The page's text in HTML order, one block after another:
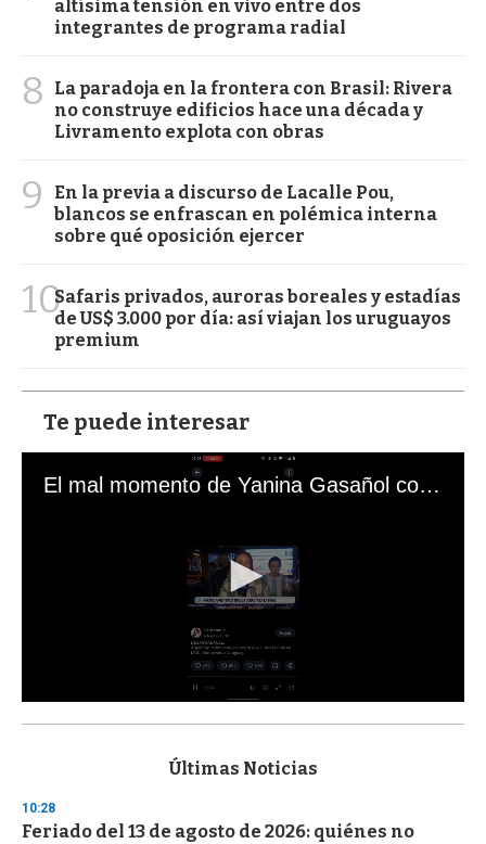
altísima tensión en vivo entre dos
integrantes de programa radial
8
La paradoja en la frontera con Brasil: Rivera
no construye edificios hace una década y
Livramento explota con obras
9
En la previa a discurso de Lacalle Pou,
blancos se enfrascan en polémica interna
sobre qué oposición ejercer
10Safaris privados, auroras boreales y estadías
de US$ 3.000 por día: así viajan los uruguayos
premium
Te puede interesar
El mal momento de Yanina Gasañol con un hincha argentino en "Subrayado"
s
d
s
Últimas Noticias
10:28
Feriado del 13 de agosto de 2026: quiénes no